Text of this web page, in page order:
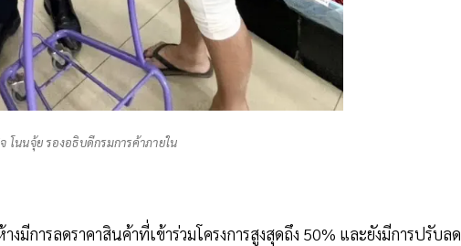
โนนจุ้ย รองอธิบดีกรมการค้าภายใน
งมีการลดราคาสินค้าที่เข้าร่วมโครงการสูงสุดถึง 50% และยังมีการปรับลด